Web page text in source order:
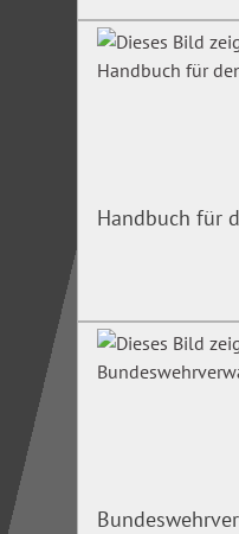
Handbuch für